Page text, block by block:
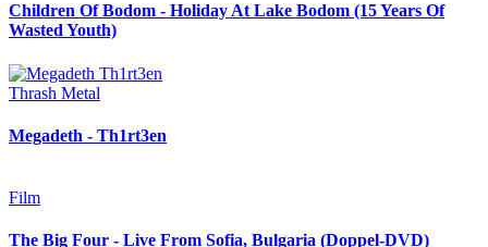
Children Of Bodom - Holiday At Lake Bodom (15 Years Of
Wasted Youth)
Thrash Metal
Megadeth - Th1rt3en
Film
The Big Four - Live From Sofia, Bulgaria (Doppel-DVD)